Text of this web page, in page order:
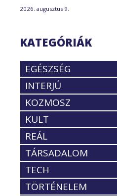
2026. augusztus 9.
KATEGÓRIÁK
EGÉSZSÉG
INTERJÚ
KOZMOSZ
KULT
REÁL
TÁRSADALOM
TECH
TÖRTÉNELEM